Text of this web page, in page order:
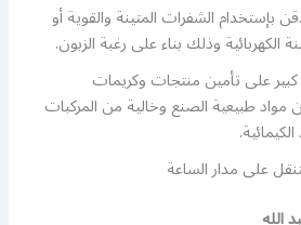
بإستخدام الشفرات المتينة والقوية أو
الكهربائية وذلك بناء على رغبة الزبون.
على تأمين منتجات وكريمات
طبيعية الصنع وخالية من المركبات
على مدار الساعة